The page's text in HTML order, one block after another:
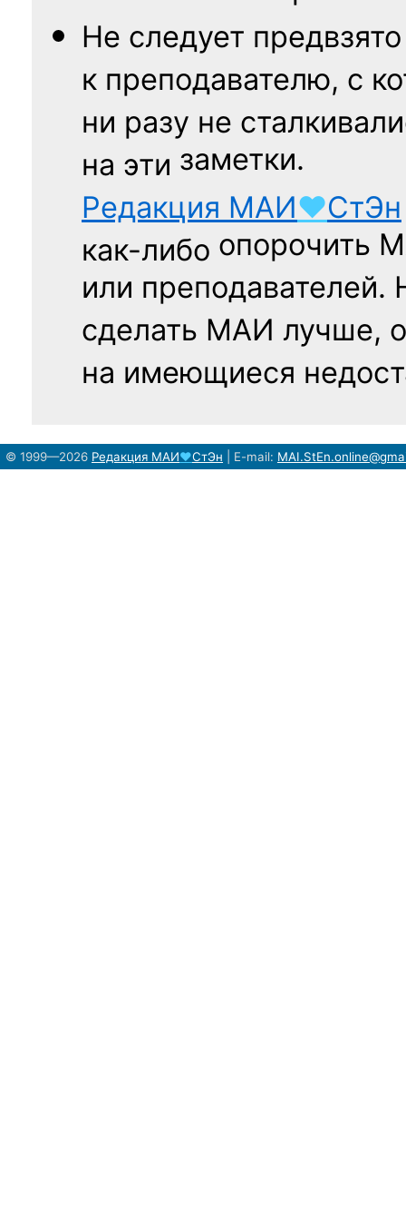
Не следует
к преподавателю, с
ни разу не
на эти заметки.
Редакция МАИ♥СтЭн
как-либо опорочить
или
сделать МАИ лучше,
на имеющиеся
© 1999—2026 Редакция МАИ♥СтЭн E-mail: